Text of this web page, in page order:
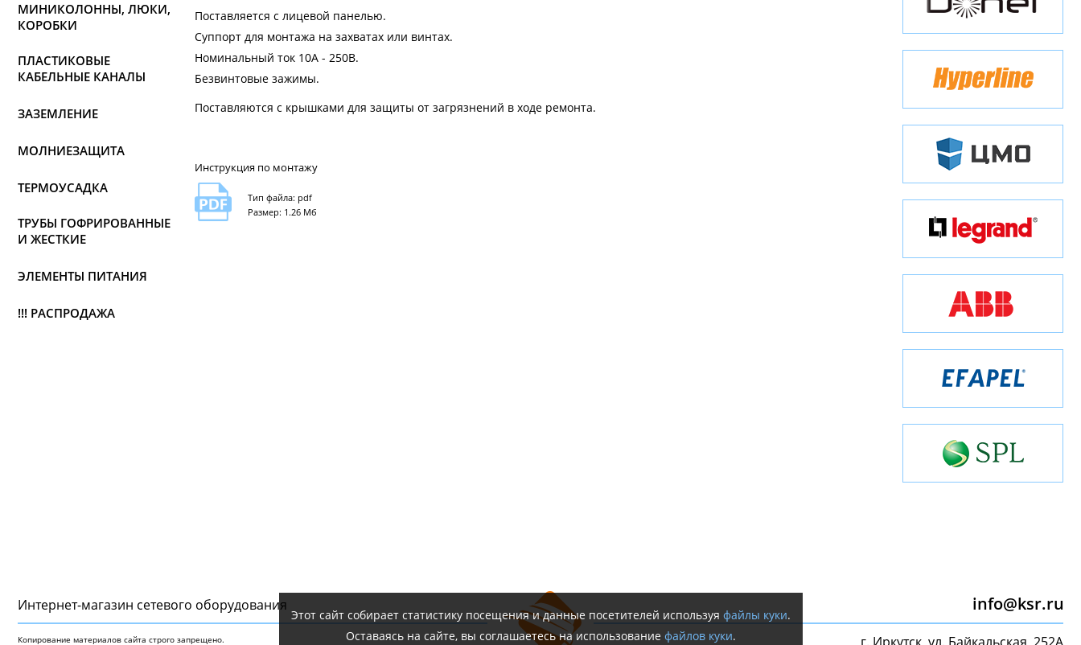
МИНИКОЛОННЫ, ЛЮКИ,
КОРОБКИ
ПЛАСТИКОВЫЕ
КАБЕЛЬНЫЕ КАНАЛЫ
ЗАЗЕМЛЕНИЕ
МОЛНИЕЗАЩИТА
ТЕРМОУСАДКА
ТРУБЫ ГОФРИРОВАННЫЕ
И ЖЕСТКИЕ
ЭЛЕМЕНТЫ ПИТАНИЯ
!!! РАСПРОДАЖА
Поставляется с лицевой панелью.
Суппорт для монтажа на захватах или винтах.
Номинальный ток 10А - 250В.
Безвинтовые зажимы.
Поставляются с крышками для защиты от загрязнений в ходе ремонта.
Инструкция по монтажу
Тип файла: pdf
Размер: 1.26 Мб
Интернет-магазин сетeвого оборудования
Копирование материалов сайта строго запрещено.
info@ksr.ru
Этот сайт собирает статистику посещения и данные посетителей используя файлы куки.
Оставаясь на сайте, вы соглашаетесь на использование файлов куки.